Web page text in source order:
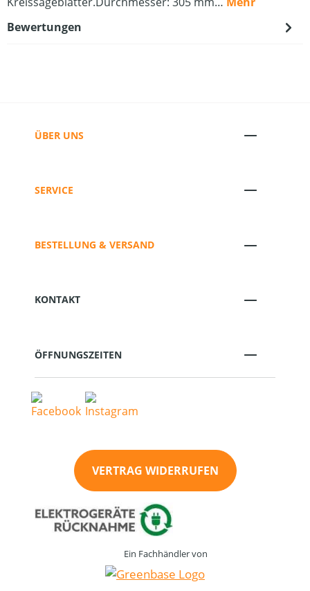
Bewertungen
ÜBER UNS
SERVICE
BESTELLUNG & VERSAND
KONTAKT
ÖFFNUNGSZEITEN
VERTRAG WIDERRUFEN
Ein Fachhändler von